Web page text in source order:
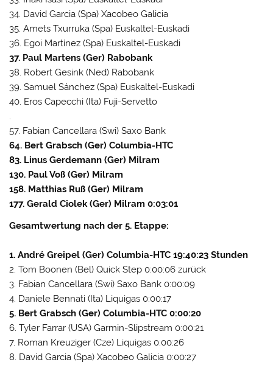
34. David Garcia (Spa) Xacobeo Galicia
35. Amets Txurruka (Spa) Euskaltel-Euskadi
36. Egoi Martínez (Spa) Euskaltel-Euskadi
37. Paul Martens (Ger) Rabobank
38. Robert Gesink (Ned) Rabobank
39. Samuel Sánchez (Spa) Euskaltel-Euskadi
40. Eros Capecchi (Ita) Fuji-Servetto
.
57. Fabian Cancellara (Swi) Saxo Bank
64. Bert Grabsch (Ger) Columbia-HTC
83. Linus Gerdemann (Ger) Milram
130. Paul Voß (Ger) Milram
158. Matthias Ruß (Ger) Milram
177. Gerald Ciolek (Ger) Milram 0:03:01
Gesamtwertung nach der 5. Etappe:
1. André Greipel (Ger) Columbia-HTC 19:40:23 Stunden
2. Tom Boonen (Bel) Quick Step 0:00:06 zurück
3. Fabian Cancellara (Swi) Saxo Bank 0:00:09
4. Daniele Bennati (Ita) Liquigas 0:00:17
5. Bert Grabsch (Ger) Columbia-HTC 0:00:20
6. Tyler Farrar (USA) Garmin-Slipstream 0:00:21
7. Roman Kreuziger (Cze) Liquigas 0:00:26
8. David Garcia (Spa) Xacobeo Galicia 0:00:27